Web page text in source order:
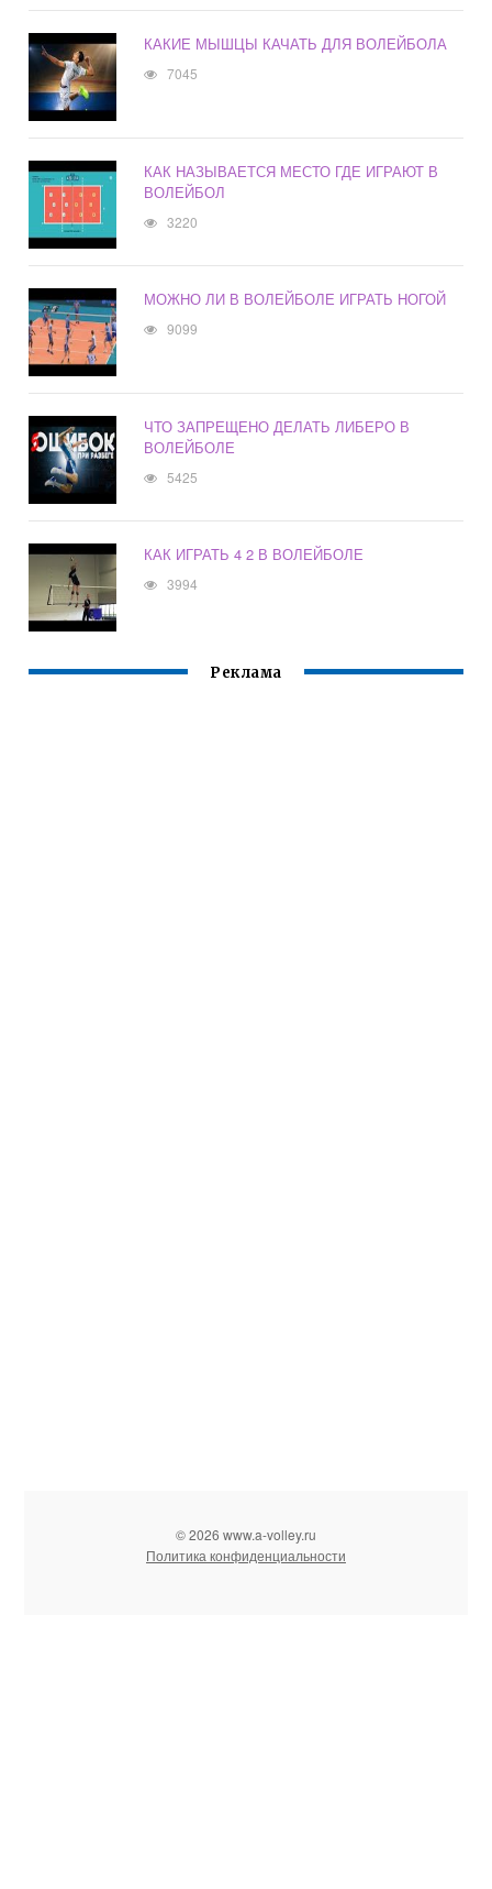
КАКИЕ МЫШЦЫ КАЧАТЬ ДЛЯ ВОЛЕЙБОЛА
7045
КАК НАЗЫВАЕТСЯ МЕСТО ГДЕ ИГРАЮТ В
ВОЛЕЙБОЛ
3220
МОЖНО ЛИ В ВОЛЕЙБОЛЕ ИГРАТЬ НОГОЙ
9099
ЧТО ЗАПРЕЩЕНО ДЕЛАТЬ ЛИБЕРО В
ВОЛЕЙБОЛЕ
5425
КАК ИГРАТЬ 4 2 В ВОЛЕЙБОЛЕ
3994
Реклама
© 2026 www.a-volley.ru
Политика конфиденциальности